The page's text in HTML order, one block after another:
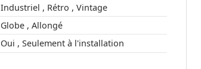
Industriel , Rétro , Vintage
Globe , Allongé
Oui , Seulement à l'installation